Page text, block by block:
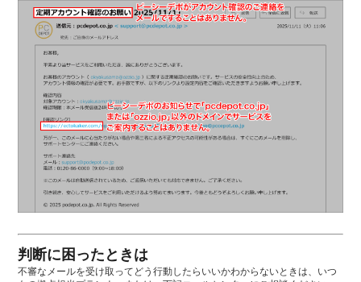
判断に困ったときは
不審なメールを受け取ってどう行動したらいいかわからないときは、いつ